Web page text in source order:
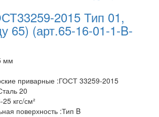
2015 Тип 01,
65) (арт.65-16-01-1-B-
мм
приварные :ГОСТ 33259-2015
20
кгс/см²
поверхность :Тип B